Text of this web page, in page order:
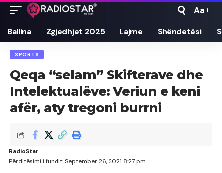
Font
Resizer
Aa
Ballina Zgjedhjet 2025 Lajme Shëndetësi
SPORTS
Qeqa “selam” Skifterave dhe
Intelektualëve: Veriun e keni
afër, aty tregoni burrni
Përditësimi i fundit: September 26, 2021 8:27 pm
RadioStar